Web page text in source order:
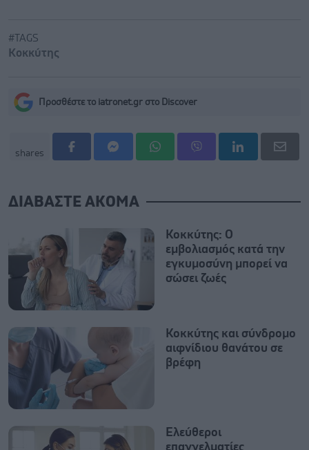
#TAGS
Κοκκύτης
Προσθέστε το iatronet.gr στο Discover
shares
ΔΙΑΒΑΣΤΕ ΑΚΟΜΑ
Κοκκύτης: Ο
εμβολιασμός κατά την
εγκυμοσύνη μπορεί να
σώσει ζωές
Κοκκύτης και σύνδρομο
αιφνίδιου θανάτου σε
βρέφη
Ελεύθεροι
επαγγελματίες